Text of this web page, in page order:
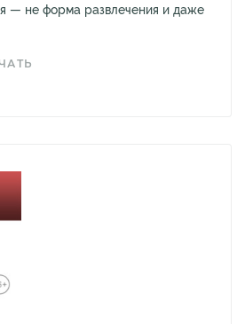
— не форма развлечения и даже